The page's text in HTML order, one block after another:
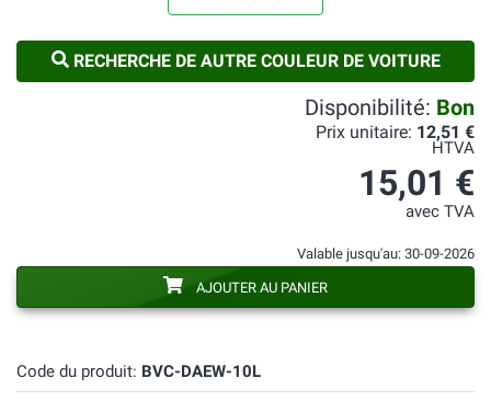
RECHERCHE DE AUTRE COULEUR DE VOITURE
Code du produit: BVC-DAEW-10L
Disponibilité: Bon
Prix unitaire: 12,51 €
HTVA
15,01 €
avec TVA
Valable jusqu'au: 30-09-2026
AJOUTER AU PANIER